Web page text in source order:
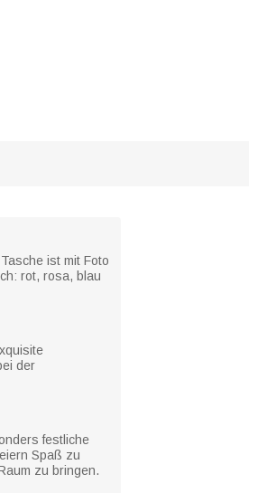
ist mit Foto
rot, rosa, blau
der
festliche
Spaß zu
zu bringen.